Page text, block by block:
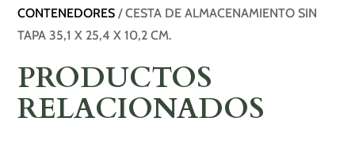
CONTENEDORES / CESTA DE ALMACENAMIENTO SIN
TAPA 35,1 X 25,4 X 10,2 CM.
PRODUCTOS
RELACIONADOS